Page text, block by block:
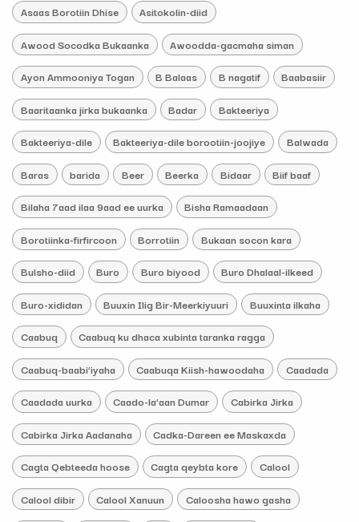
Asaas Borotiin Dhise Asitokolin-diid
Awood Socodka Bukaanka Awoodda-gacmaha siman
Ayon Ammooniya Togan B Balaas B nagatif Baabasiir
Baaritaanka jirka bukaanka Badar Bakteeriya
Bakteeriya-dile Bakteeriya-dile borootiin-joojiye Balwada
Baras barida Beer Beerka Bidaar Biif baaf
Bilaha 7aad ilaa 9aad ee uurka Bisha Ramaadaan
Borotiinka-firfircoon Borrotiin Bukaan socon kara
Bulsho-diid Buro Buro biyood Buro Dhalaal-ilkeed
Buro-xididan Buuxin Ilig Bir-Meerkiyuuri Buuxinta ilkaha
Caabuq Caabuq ku dhaca xubinta taranka ragga
Caabuq-baabi’iyaha Caabuqa Kiish-hawoodaha Caadada
Caadada uurka Caado-la’aan Dumar Cabirka Jirka
Cabirka Jirka Aadanaha Cadka-Dareen ee Maskaxda
Cagta Qebteeda hoose Cagta qeybta kore Calool
Calool dibir Calool Xanuun Caloosha hawo gasha